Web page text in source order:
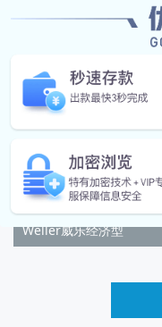
Weller威乐经济型